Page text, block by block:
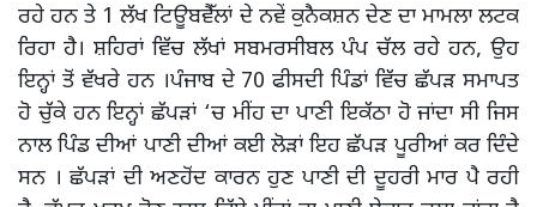
ਰਹੇ ਹਨ ਤੇ 1 ਲੱਖ ਟਿਊਬਵੈੱਲਾਂ ਦੇ ਨਵੇਂ ਕੁਨੈਕਸ਼ਨ ਦੇਣ ਦਾ ਮਾਮਲਾ ਲਟਕ
ਰਿਹਾ ਹੈ। ਸ਼ਹਿਰਾਂ ਵਿੱਚ ਲੱਖਾਂ ਸਬਮਰਸੀਬਲ ਪੰਪ ਚੱਲ ਰਹੇ ਹਨ, ਉਹ
ਇਨ੍ਹਾਂ ਤੋਂ ਵੱਖਰੇ ਹਨ ।ਪੰਜਾਬ ਦੇ 70 ਫੀਸਦੀ ਪਿੰਡਾਂ ਵਿੱਚ ਛੱਪੜ ਸਮਾਪਤ
ਹੋ ਚੁੱਕੇ ਹਨ ਇਨ੍ਹਾਂ ਛੱਪੜਾਂ ‘ਚ ਮੀਂਹ ਦਾ ਪਾਣੀ ਇਕੱਠਾ ਹੋ ਜਾਂਦਾ ਸੀ ਜਿਸ
ਨਾਲ ਪਿੰਡ ਦੀਆਂ ਪਾਣੀ ਦੀਆਂ ਕਈ ਲੋੜਾਂ ਇਹ ਛੱਪੜ ਪੂਰੀਆਂ ਕਰ ਦਿੰਦੇ
ਸਨ । ਛੱਪੜਾਂ ਦੀ ਅਣਹੋਂਦ ਕਾਰਨ ਹੁਣ ਪਾਣੀ ਦੀ ਦੂਹਰੀ ਮਾਰ ਪੈ ਰਹੀ